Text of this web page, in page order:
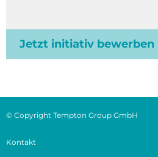
Jetzt initiativ bewerben
© Copyright Tempton Group GmbH
Kontakt